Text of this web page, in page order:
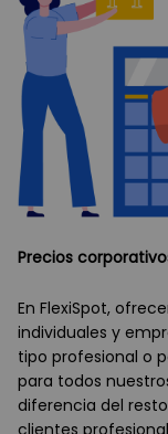
Precios
En FlexiSpot,
individuales y
tipo profesional o
para todos
diferencia del
clientes